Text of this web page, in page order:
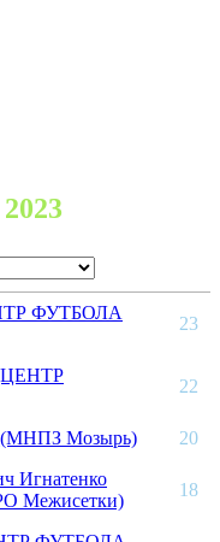
ФУТБОЛА
23
22
(МНПЗ Мозырь) 20
Игнатенко
Межисетки)
18